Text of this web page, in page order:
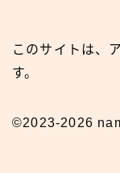
このサイトは、
す。
©2023-2026